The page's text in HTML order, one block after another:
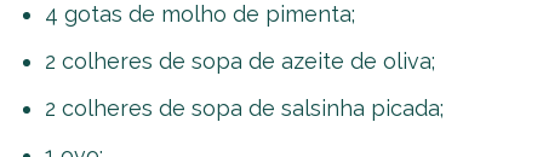
4 gotas de molho de pimenta;
2 colheres de sopa de azeite de oliva;
2 colheres de sopa de salsinha picada;